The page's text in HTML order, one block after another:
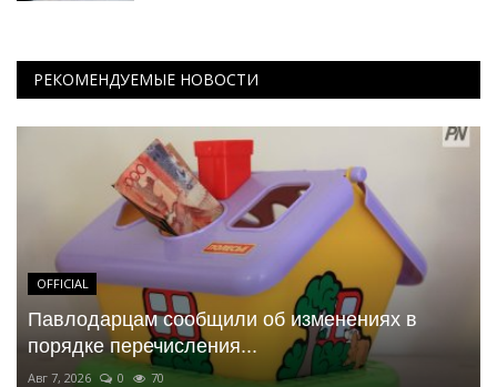
РЕКОМЕНДУЕМЫЕ НОВОСТИ
OFFICIAL
Павлодарцам сообщили об изменениях в
порядке перечисления...
Авг 7, 2026 0 70